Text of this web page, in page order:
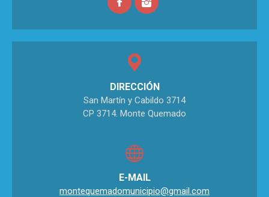
DIRECCIÓN
San Martín y Cabildo 3714
CP 3714. Monte Quemado
E-MAIL
montequemadomunicipio@gmail.com